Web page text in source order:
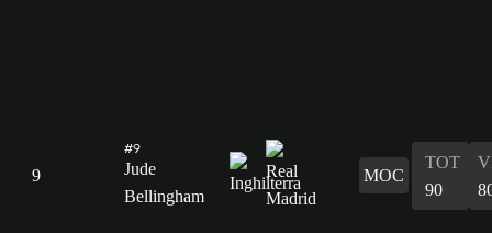
9
#9
Jude
Bellingham
MOC
TOT
90